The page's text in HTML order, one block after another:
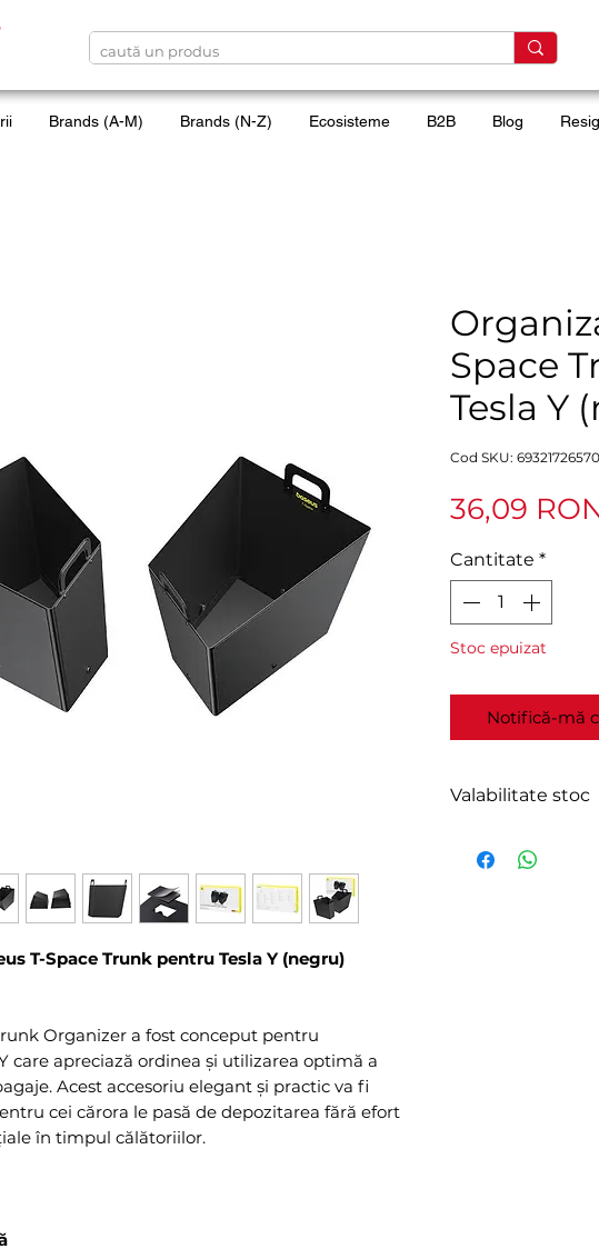
Brands (A-M) Brands (N-Z) Ecosisteme B2B Blog
T-Space Trunk pentru Tesla Y (negru)
Organizer a fost conceput pentru
care apreciază ordinea și utilizarea optimă a
Acest accesoriu elegant și practic va fi
cei cărora le pasă de depozitarea fără efort
în timpul călătoriilor.
Space
Tesla Y
Cod SKU:
36,09
Cantitate *
Stoc epuizat
Notifică-mă
Valabilitate stoc
Expediere în 2-4